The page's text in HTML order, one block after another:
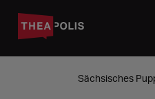
Sächsisches